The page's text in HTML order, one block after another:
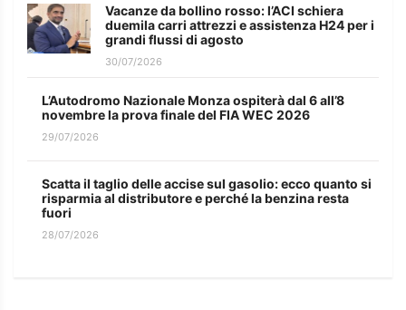
Vacanze da bollino rosso: l’ACI schiera
duemila carri attrezzi e assistenza H24 per i
grandi flussi di agosto
30/07/2026
L’Autodromo Nazionale Monza ospiterà dal 6 all’8
novembre la prova finale del FIA WEC 2026
29/07/2026
Scatta il taglio delle accise sul gasolio: ecco quanto si
risparmia al distributore e perché la benzina resta
fuori
28/07/2026